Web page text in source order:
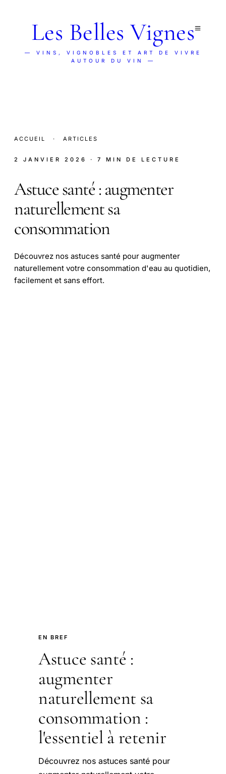
Les Belles Vignes
— VINS, VIGNOBLES ET ART DE VIVRE
AUTOUR DU VIN —
ACCUEIL · ARTICLES
2 JANVIER 2026 · 7 MIN DE LECTURE
Astuce santé : augmenter
naturellement sa
consommation
Découvrez nos astuces santé pour augmenter
naturellement votre consommation d'eau au quotidien,
facilement et sans effort.
EN BREF
Astuce santé :
augmenter
naturellement sa
consommation :
l'essentiel à retenir
Découvrez nos astuces santé pour